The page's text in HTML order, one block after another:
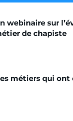
webinaire sur
de chapiste
métiers qui ont